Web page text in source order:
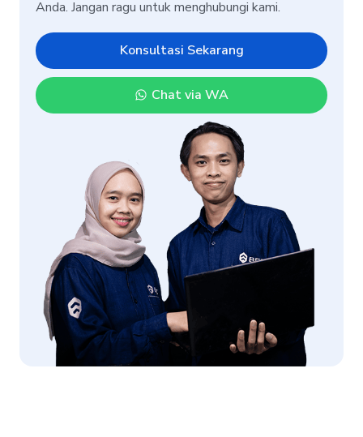
Anda. Jangan ragu untuk menghubungi kami.
Konsultasi Sekarang
Chat via WA